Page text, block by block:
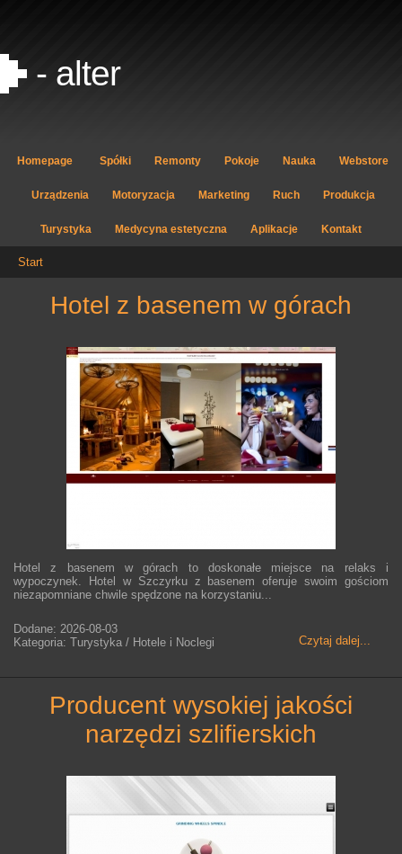
- alter
Homepage Spółki Remonty Pokoje Nauka Webstore
Urządzenia Motoryzacja Marketing Ruch Produkcja
Turystyka Medycyna estetyczna Aplikacje Kontakt
Start
hotel z basenem w górach
Hotel z basenem w górach to doskonałe miejsce na relaks i
wypoczynek. Hotel w Szczyrku z basenem oferuje swoim gościom
niezapomniane chwile spędzone na korzystaniu...
Czytaj dalej...
Dodane: 2026-08-03
Kategoria: Turystyka / Hotele i Noclegi
producent wysokiej jakości
narzędzi szlifierskich